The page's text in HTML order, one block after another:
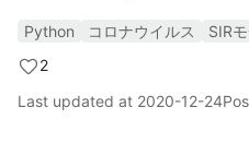
Python コロナウイルス SIR
2
Last updated at 2020-12-24